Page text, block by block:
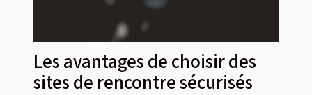
Les avantages de choisir des
sites de rencontre sécurisés